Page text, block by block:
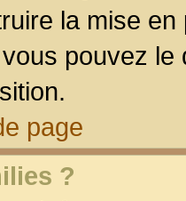
la mise
pouvez
page
?